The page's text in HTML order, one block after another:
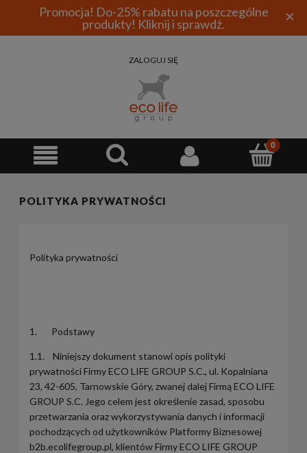
Promocja! Do-25% rabatu na poszczególne
produkty! Kliknij i sprawdź.
×
ZALOGUJ SIĘ
POLITYKA PRYWATNOŚCI
Polityka prywatności
1. Podstawy
1.1. Niniejszy dokument stanowi opis polityki
prywatności Firmy ECO LIFE GROUP S.C., ul. Kopalniana
23, 42-605, Tarnowskie Góry, zwanej dalej Firmą ECO LIFE
GROUP S.C. Jego celem jest określenie zasad, sposobu
przetwarzania oraz wykorzystywania danych i informacji
pochodzących od użytkowników Platformy Biznesowej
b2b.ecolifegroup.pl, klientów Firmy ECO LIFE GROUP